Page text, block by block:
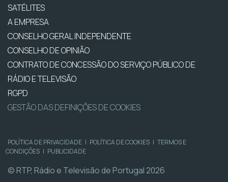
SATÉLITES
A EMPRESA
CONSELHO GERAL INDEPENDENTE
CONSELHO DE OPINIÃO
CONTRATO DE CONCESSÃO DO SERVIÇO PÚBLICO DE
RÁDIO E TELEVISÃO
RGPD
GESTÃO DAS DEFINIÇÕES DE COOKIES
POLÍTICA DE PRIVACIDADE | POLÍTICA DE COOKIES | TERMOS E
CONDIÇÕES | PUBLICIDADE
© RTP, Rádio e Televisão de Portugal 2026